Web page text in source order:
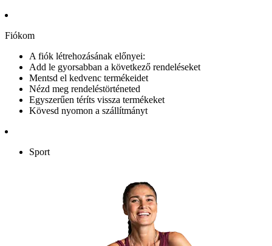
Fiókom
A fiók létrehozásának előnyei:
Add le gyorsabban a következő rendeléseket
Mentsd el kedvenc termékeidet
Nézd meg rendeléstörténeted
Egyszerűen téríts vissza termékeket
Kövesd nyomon a szállítmányt
Sport